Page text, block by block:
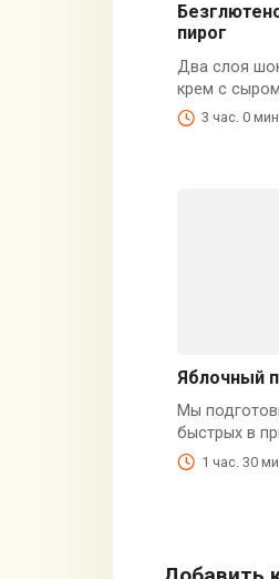
пирог
Два слоя
крем с сыром
3 час. 0
Яблочный
Мы
быстрых в
1 час. 30